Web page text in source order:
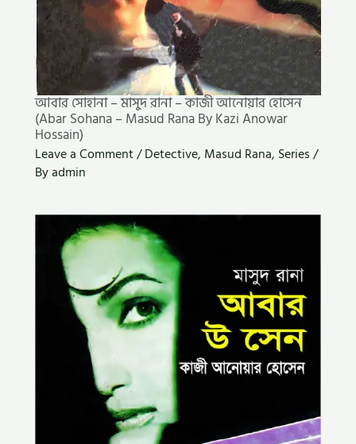
আবার সোহানা – মাসুদ রানা – কাজী আনোয়ার হোসেন
(Abar Sohana – Masud Rana By Kazi Anowar
Hossain)
Leave a Comment/Detective, Masud Rana, Series/
Byadmin